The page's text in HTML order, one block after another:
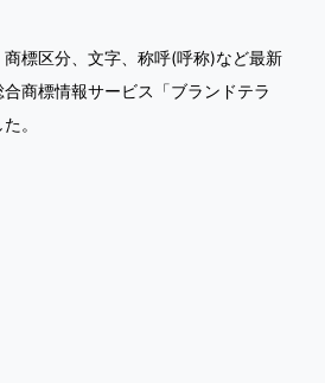
標区分、文字、称呼(呼称)など最新
商標情報サービス「ブランドテラ
。